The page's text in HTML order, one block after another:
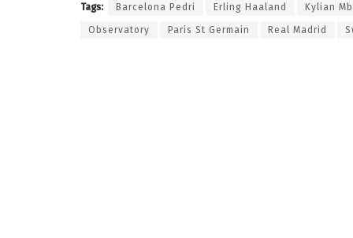
Tags: Barcelona Pedri Erling Haaland Kylian
Observatory Paris St Germain Real Madrid